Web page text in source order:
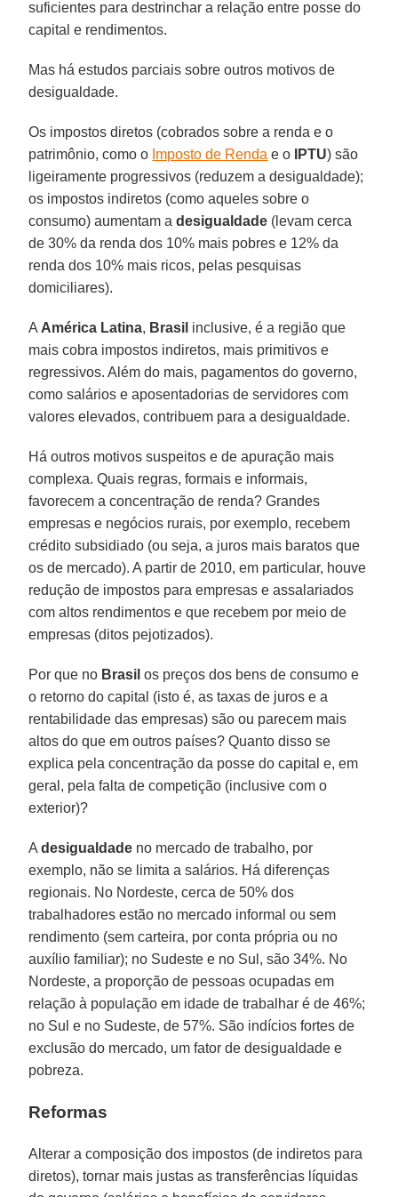
suficientes para destrinchar a relação entre posse do
capital e rendimentos.
Mas há estudos parciais sobre outros motivos de
desigualdade.
Os impostos diretos (cobrados sobre a renda e o
patrimônio, como o Imposto de Renda e o IPTU) são
ligeiramente progressivos (reduzem a desigualdade);
os impostos indiretos (como aqueles sobre o
consumo) aumentam adesigualdade (levam cerca
de 30% da renda dos 10% mais pobres e 12% da
renda dos 10% mais ricos, pelas pesquisas
domiciliares).
A América Latina, Brasil inclusive, é a região que
mais cobra impostos indiretos, mais primitivos e
regressivos. Além do mais, pagamentos do governo,
como salários e aposentadorias de servidores com
valores elevados, contribuem para a desigualdade.
Há outros motivos suspeitos e de apuração mais
complexa. Quais regras, formais e informais,
favorecem a concentração de renda? Grandes
empresas e negócios rurais, por exemplo, recebem
crédito subsidiado (ou seja, a juros mais baratos que
os de mercado). A partir de 2010, em particular, houve
redução de impostos para empresas e assalariados
com altos rendimentos e que recebem por meio de
empresas (ditos pejotizados).
Por que no Brasil os preços dos bens de consumo e
o retorno do capital (isto é, as taxas de juros e a
rentabilidade das empresas) são ou parecem mais
altos do que em outros países? Quanto disso se
explica pela concentração da posse do capital e, em
geral, pela falta de competição (inclusive com o
exterior)?
Adesigualdade no mercado de trabalho, por
exemplo, não se limita a salários. Há diferenças
regionais. No Nordeste, cerca de 50% dos
trabalhadores estão no mercado informal ou sem
rendimento (sem carteira, por conta própria ou no
auxílio familiar); no Sudeste e no Sul, são 34%. No
Nordeste, a proporção de pessoas ocupadas em
relação à população em idade de trabalhar é de 46%;
no Sul e no Sudeste, de 57%. São indícios fortes de
exclusão do mercado, um fator de desigualdade e
pobreza.
Reformas
Alterar a composição dos impostos (de indiretos para
diretos), tornar mais justas as transferências líquidas